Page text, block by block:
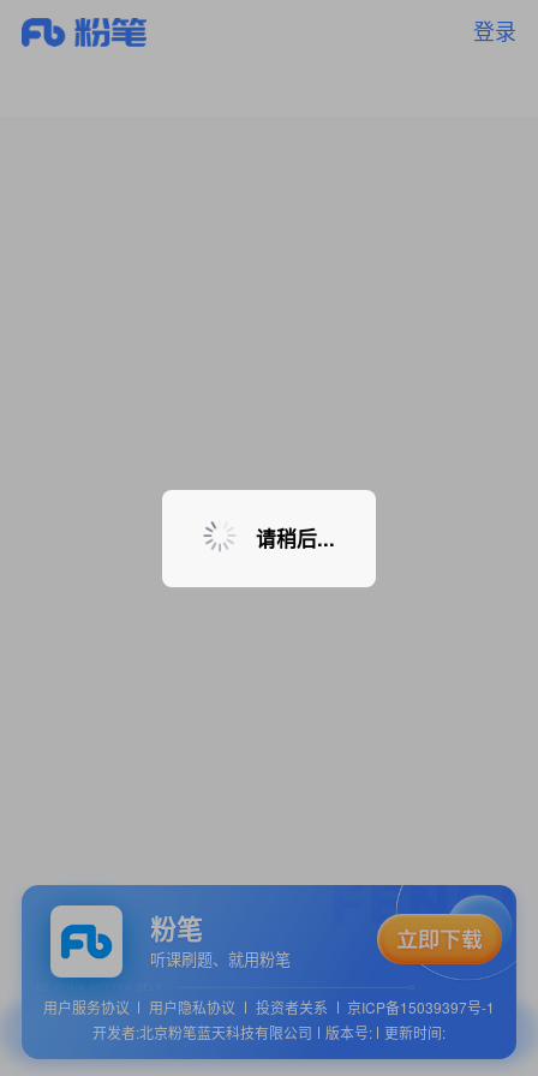
登录
暂无课程，敬请期待
粉笔
听课刷题、就用粉笔
用户服务协议 用户隐私协议 投资者关系
京ICP备15039397号-1
开发者:北京粉笔蓝天科技有限公司
版本号: 更新时间:
请稍后...